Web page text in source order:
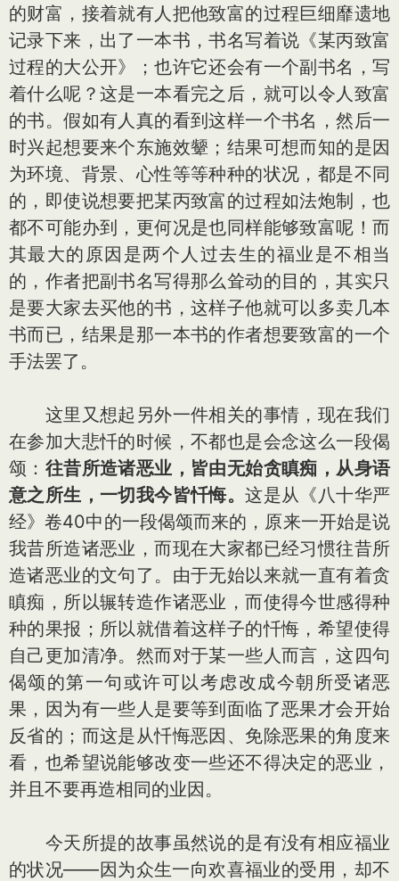
的财富，接着就有人把他致富的过程巨细靡遗地
记录下来，出了一本书，书名写着说《某丙致富
过程的大公开》；也许它还会有一个副书名，写
着什么呢？这是一本看完之后，就可以令人致富
的书。假如有人真的看到这样一个书名，然后一
时兴起想要来个东施效颦；结果可想而知的是因
为环境、背景、心性等等种种的状况，都是不同
的，即使说想要把某丙致富的过程如法炮制，也
都不可能办到，更何况是也同样能够致富呢！而
其最大的原因是两个人过去生的福业是不相当
的，作者把副书名写得那么耸动的目的，其实只
是要大家去买他的书，这样子他就可以多卖几本
书而已，结果是那一本书的作者想要致富的一个
手法罢了。
这里又想起另外一件相关的事情，现在我们
在参加大悲忏的时候，不都也是会念这么一段偈
颂： 往昔所造诸恶业，皆由无始贪瞋痴，从身语
意之所生，一切我今皆忏悔。这是从《八十华严
经》卷40中的一段偈颂而来的，原来一开始是说
我昔所造诸恶业，而现在大家都已经习惯往昔所
造诸恶业的文句了。由于无始以来就一直有着贪
瞋痴，所以辗转造作诸恶业，而使得今世感得种
种的果报；所以就借着这样子的忏悔，希望使得
自己更加清净。然而对于某一些人而言，这四句
偈颂的第一句或许可以考虑改成今朝所受诸恶
果，因为有一些人是要等到面临了恶果才会开始
反省的；而这是从忏悔恶因、免除恶果的角度来
看，也希望说能够改变一些还不得决定的恶业，
并且不要再造相同的业因。
今天所提的故事虽然说的是有没有相应福业
的状况——因为众生一向欢喜福业的受用，却不